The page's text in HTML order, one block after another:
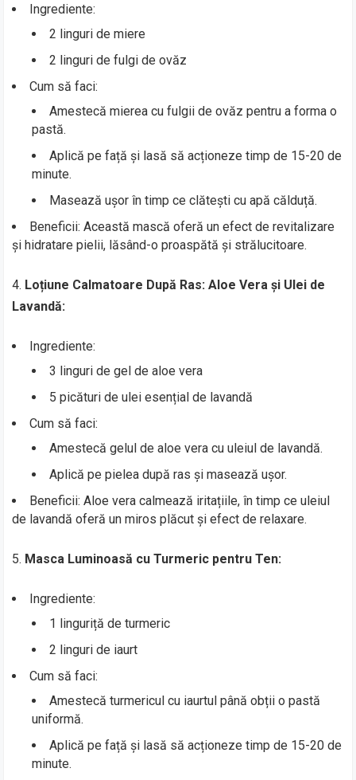
Ingrediente:
2 linguri de miere
2 linguri de fulgi de ovăz
Cum să faci:
Amestecă mierea cu fulgii de ovăz pentru a forma o
pastă.
Aplică pe față și lasă să acționeze timp de 15-20 de
minute.
Masează ușor în timp ce clătești cu apă călduță.
Beneficii: Această mască oferă un efect de revitalizare
și hidratare pielii, lăsând-o proaspătă și strălucitoare.
4. Loțiune Calmatoare După Ras: Aloe Vera și Ulei de
Lavandă:
Ingrediente:
3 linguri de gel de aloe vera
5 picături de ulei esențial de lavandă
Cum să faci:
Amestecă gelul de aloe vera cu uleiul de lavandă.
Aplică pe pielea după ras și masează ușor.
Beneficii: Aloe vera calmează iritațiile, în timp ce uleiul
de lavandă oferă un miros plăcut și efect de relaxare.
5. Masca Luminoasă cu Turmeric pentru Ten:
Ingrediente:
1 linguriță de turmeric
2 linguri de iaurt
Cum să faci:
Amestecă turmericul cu iaurtul până obții o pastă
uniformă.
Aplică pe față și lasă să acționeze timp de 15-20 de
minute.